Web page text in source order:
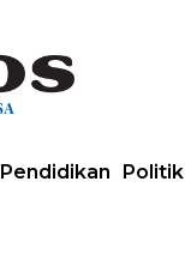
Pendidikan Politik